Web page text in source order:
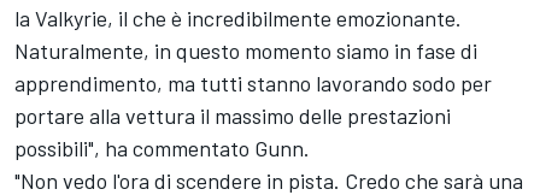
la Valkyrie, il che è incredibilmente emozionante.
Naturalmente, in questo momento siamo in fase di
apprendimento, ma tutti stanno lavorando sodo per
portare alla vettura il massimo delle prestazioni
possibili", ha commentato Gunn.
"Non vedo l'ora di scendere in pista. Credo che sarà una